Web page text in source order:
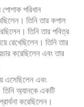
পরিধান
তিনি তার কপাল
তিনি তার পবিত্র
রেখেছিলেন। তিনি তার
করেছিলেন এবং তার
এসেছিলেন এবং
অ্যানকে একটি
করেছিলেন।